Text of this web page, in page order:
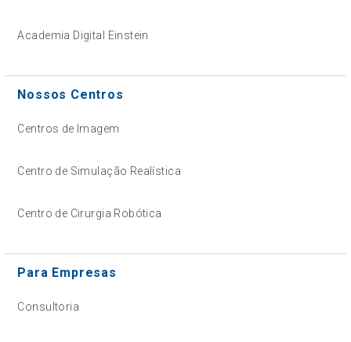
Academia Digital Einstein
Nossos Centros
Centros de Imagem
Centro de Simulação Realística
Centro de Cirurgia Robótica
Para Empresas
Consultoria